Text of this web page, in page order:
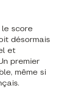
le score
désormais
et
premier
même si